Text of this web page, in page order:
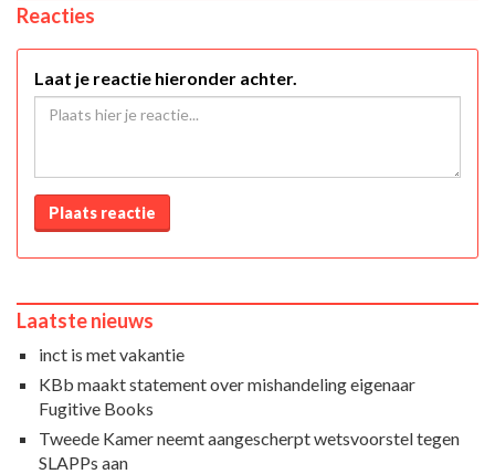
Reacties
Laat je reactie hieronder achter.
Plaats reactie
Laatste nieuws
inct is met vakantie
KBb maakt statement over mishandeling eigenaar
Fugitive Books
Tweede Kamer neemt aangescherpt wetsvoorstel tegen
SLAPPs aan